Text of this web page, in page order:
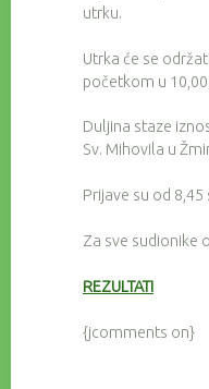
utrku.
Utrka će se
početkom u
Duljina staze
Sv. Mihovila u
Prijave su od 8,45
Za sve sudionike
REZULTATI
{jcomments on}